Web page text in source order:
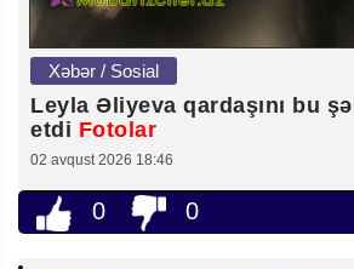
Xəbər / Sosial
Leyla Əliyeva qardaşını bu
etdi Fotolar
02 avqust 2026 18:46
0 0